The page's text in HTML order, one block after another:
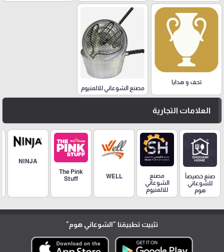
تحف و هدايا
مصنع الشوعاني للالمنيوم
العلامات التجارية
صنع خصيصاً
للشوعاني
هوم
مصنع
الشوعاني
للالمنيوم
WELL
The Pink
Stuff
NINJA
تثبيت تطبيقنا "الشوعاني هوم"